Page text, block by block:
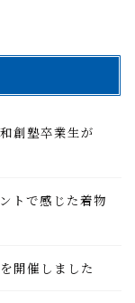
創塾卒業生が
トで感じた着物
開催しました